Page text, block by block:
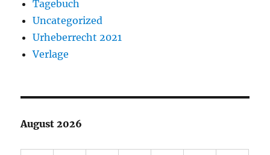
Tagebuch
Uncategorized
Urheberrecht 2021
Verlage
August 2026